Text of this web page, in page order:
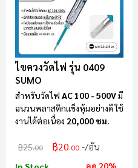
ไขควงวัดไฟ รุ่น 0409
SUMO
สำหรับวัดไฟ AC 100 - 500Vมี
ฉนวนพลาสติกแข็งหุ้มอย่างดี ใช้
งานได้ต่อเนื่อง 20,000 ชม.
฿25.00 ฿20.00 /อัน
ลด 20%